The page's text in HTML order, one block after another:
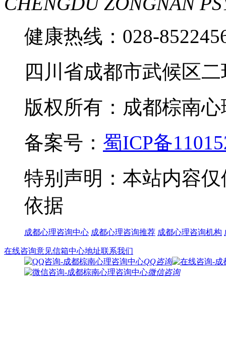
健康热线：028-
四川省成都市武候区
版权所有：成都棕南
备案号： 蜀ICP备
特别声明：本站内容
依据
成都心理咨询中心 成都心理咨询推荐 成都心理咨询机构
在线咨询意见信箱中心地址联系我们
QQ咨询
微信咨询